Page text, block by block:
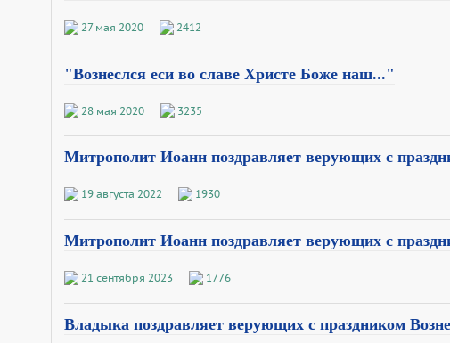
27 мая 2020 2412
"Вознеслся еси во славе Христе Боже наш..."
28 мая 2020 3235
Митрополит Иоанн поздравляет верующих с
19 августа 2022 1930
Митрополит Иоанн поздравляет верующих с
21 сентября 2023 1776
Владыка поздравляет верующих с праздником